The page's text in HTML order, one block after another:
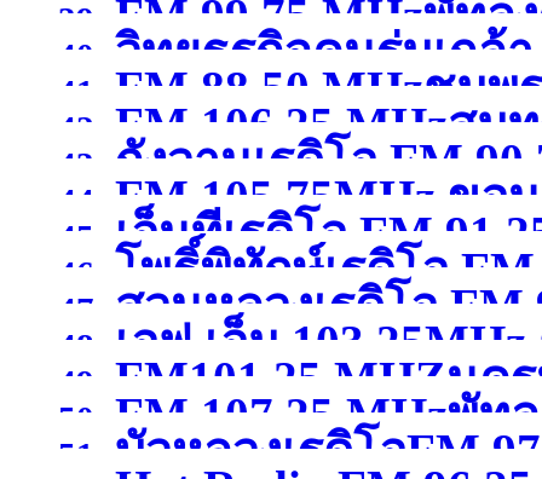
97.75MHzกรุงเทพมหา
39. FM 99.75 MHzพัทลุง
40. วิทยุธุรกิจคนร่มเกล้า
MHzกรุงเทพมหานคร(
41. FM 88.50 MHzชุมพ
42. FM 106.25 MHzสมุ
43.
กังวานเรดิโอ FM
สุพรรณบุรี )
44. FM 105.75MHz ขอ
45.
เอ็นทีเรดิโอ FM
)
46. โพธิ์พิทักษ์เรดิโอ
ขอนแก่น )
47.
สวนหลวงเรดิโอ
สมุทรสาคร )
48.
เอฟ.เอ็ม
นครสวรรค์ (จังหวัดนคร
49. FM101.25 MHZนค
50. FM 107.25 MHzพัท
51.
บัวหลวงเรดิโอFM